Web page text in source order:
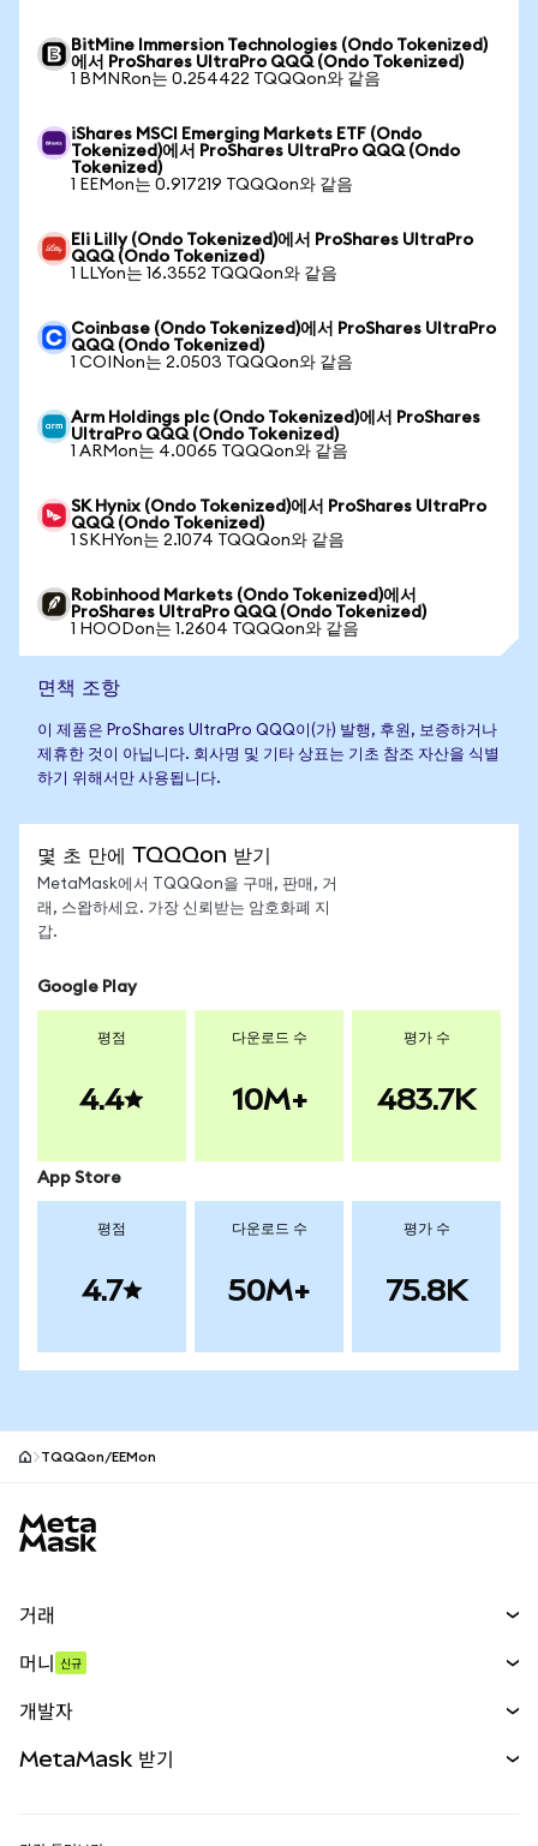
BitMine Immersion Technologies (Ondo Tokenized)
에서 ProShares UltraPro QQQ (Ondo Tokenized)
1 BMNRon는 0.254422 TQQQon와 같음
iShares MSCI Emerging Markets ETF (Ondo
Tokenized)에서 ProShares UltraPro QQQ (Ondo
Tokenized)
1 EEMon는 0.917219 TQQQon와 같음
Eli Lilly (Ondo Tokenized)에서 ProShares UltraPro
QQQ (Ondo Tokenized)
1 LLYon는 16.3552 TQQQon와 같음
Coinbase (Ondo Tokenized)에서 ProShares UltraPro
QQQ (Ondo Tokenized)
1 COINon는 2.0503 TQQQon와 같음
Arm Holdings plc (Ondo Tokenized)에서 ProShares
UltraPro QQQ (Ondo Tokenized)
1 ARMon는 4.0065 TQQQon와 같음
SK Hynix (Ondo Tokenized)에서 ProShares UltraPro
QQQ (Ondo Tokenized)
1 SKHYon는 2.1074 TQQQon와 같음
Robinhood Markets (Ondo Tokenized)에서
ProShares UltraPro QQQ (Ondo Tokenized)
1 HOODon는 1.2604 TQQQon와 같음
면책 조항
이 제품은 ProShares UltraPro QQQ이(가) 발행, 후원, 보증하거나
제휴한 것이 아닙니다. 회사명 및 기타 상표는 기초 참조 자산을 식별
하기 위해서만 사용됩니다.
몇 초 만에 TQQQon 받기
MetaMask에서 TQQQon을 구매, 판매, 거
래, 스왑하세요. 가장 신뢰받는 암호화폐 지
갑.
Google Play
평점
4.4
다운로드 수
10M+
평가 수
483.7K
App Store
평점
4.7
다운로드 수
50M+
평가 수
75.8K
TQQQon/EEMon
거래
무기한 선물
실물자산
머니 신규
개발자
MetaMask 받기